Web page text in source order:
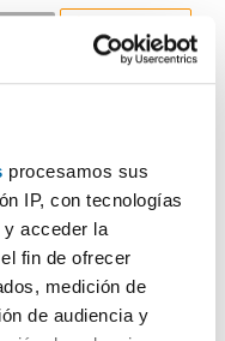
procesamos sus
IP, con tecnologías
acceder la
fin de ofrecer
medición de
de audiencia y